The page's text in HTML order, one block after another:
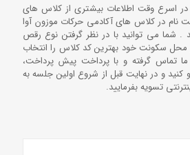
در اسرع وقت اطلاعات بیشتری از کلاس های
نام در کلاس های آکادمی حرکات موزون آوا
. شما می توانید با در نظر گرفتن نوع رقص
سکونت خود بهترین کد کلاس را انتخاب
تماس گرفته و با پرداخت پیش پرداخت،
کنید و در نهایت قبل از شروع اولین جلسه به
تسویه بفرمایید.